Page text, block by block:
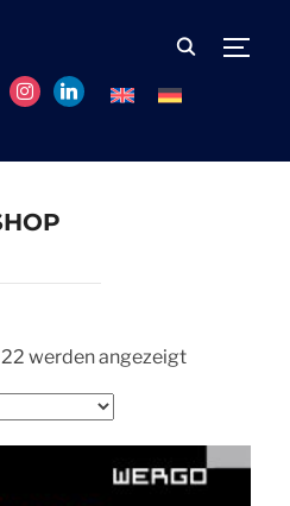
instagramlinkedin
werden angezeigt